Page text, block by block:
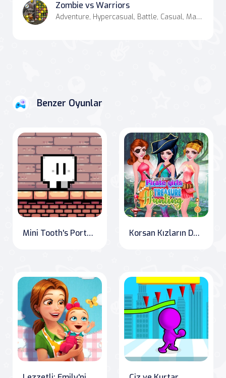
Zombie vs Warriors
Adventure, Hypercasual, Battle, Casual, Match-3
Benzer Oyunlar
Mini Tooth's Portal Adventure Korsan Kızların Define Avı